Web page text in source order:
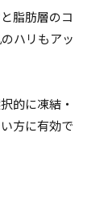
脂肪層のコ
ハリもアッ
的に凍結・
方に有効で